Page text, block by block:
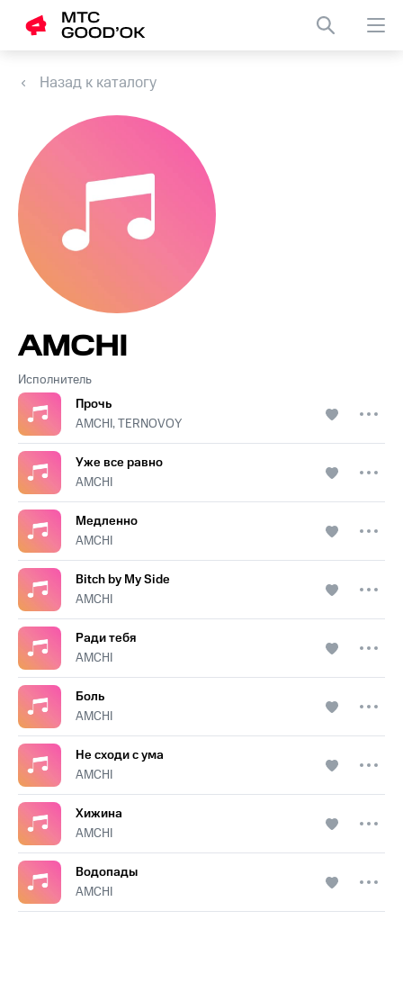
Назад к каталогу
Исполнитель
AMCHI
Прочь
AMCHI, TERNOVOY
Уже все равно
AMCHI
Медленно
AMCHI
Bitch by My Side
AMCHI
Ради тебя
AMCHI
Боль
AMCHI
Не сходи с ума
AMCHI
Хижина
AMCHI
Водопады
AMCHI